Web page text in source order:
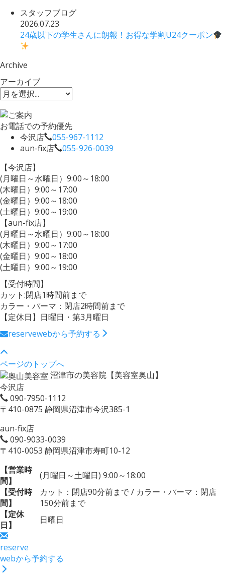
スタッフブログ
2026.07.23
24歳以下の学生さんに朗報！お得な学割U24クーポン
Archive
アーカイブ
お電話での予約優先
今沢店
055-967-1112
aun-fix店
055-926-0039
【今沢店】
(月曜日～水曜日）9:00～18:00
(木曜日）9:00～17:00
(金曜日）9:00～18:00
(土曜日）9:00～19:00
【aun-fix店】
(月曜日～水曜日）9:00～18:00
(木曜日）9:00～17:00
(金曜日）9:00～18:00
(土曜日）9:00～19:00
【受付時間】
カット:閉店1時間前まで
カラー・パーマ：閉店2時間前まで
【定休日】日曜日・第3月曜日
reservewebから予約する
ページのトップへ
沼津市の美容院【美容室奥山】
今沢店
090-7950-1112
〒410-0875 静岡県沼津市今沢385-1
aun-fix店
090-9033-0039
〒410-0053 静岡県沼津市寿町10-12
【営業時
間】
(月曜日～土曜日) 9:00～18:00
【受付時
間】
カット：閉店90分前まで / カラー・パーマ：閉店
150分前まで
【定休
日】
日曜日
reserve
webから予約する